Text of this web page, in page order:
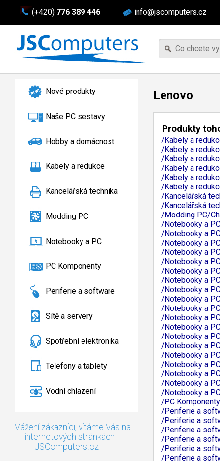
(+420) 776 389 446 info@jscomputers.cz
Nové produkty
Naše PC sestavy
Hobby a domácnost
Kabely a redukce
Kancelářská technika
Modding PC
Notebooky a PC
PC Komponenty
Periferie a software
Sítě a servery
Spotřební elektronika
Telefony a tablety
Vodní chlazení
Vážení zákazníci, vítáme Vás na
internetových stránkách
JSComputers.cz
Lenovo
Produkty
/Kabely a
/Kabely a
/Kabely a
/Kabely a
/Kabely a
/Kabely a
/Kancelářská
/Kancelářská
/Modding PC/
/Notebooky a
/Notebooky a
/Notebooky a
/Notebooky a
/Notebooky a
/Notebooky a
/Notebooky a
/Notebooky a
/Notebooky a
/Notebooky a
/Notebooky a
/Notebooky a
/Notebooky a
/Notebooky a
/Notebooky a
/Notebooky a
/Notebooky a
/Notebooky a
/Notebooky a
/PC
/Periferie a
/Periferie a
/Periferie a
/Periferie a
/Periferie a
/Periferie a